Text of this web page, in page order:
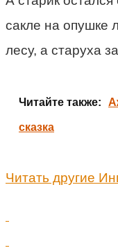
сакле на опушке
лесу, а старуха
Читайте также:
сказка
Читать другие